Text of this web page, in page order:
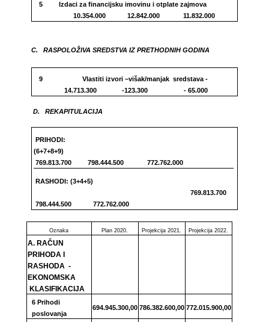
5 Izdaci za financijsku imovinu i otplate zajmova
10.354.000 12.842.000 11.832.000
C. RASPOLOŽIVA SREDSTVA IZ PRETHODNIH GODINA
9 Vlastiti izvori –višak/manjak sredstava -
14.713.300 -123.300 - 65.000
D. REKAPITULACIJA
PRIHODI:
(6+7+8+9)
769.813.700 798.444.500 772.762.000
RASHODI: (3+4+5)
769.813.700
798.444.500 772.762.000
Oznaka Plan 2020. Projekcija 2021. Projekcija 2022.
A. RAČUN
PRIHODA I
RASHODA -
EKONOMSKA
KLASIFIKACIJA
6 Prihodi
poslovanja
694.945.300,00 786.382.600,00 772.015.900,00